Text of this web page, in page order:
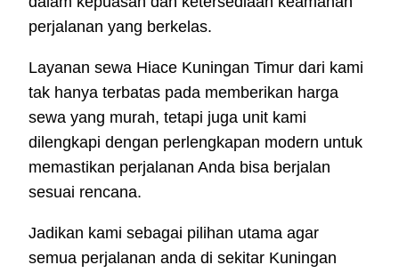
perjalanan yang berkelas.
Layanan sewa Hiace Kuningan Timur dari kami
tak hanya terbatas pada memberikan harga
sewa yang murah, tetapi juga unit kami
dilengkapi dengan perlengkapan modern untuk
memastikan perjalanan Anda bisa berjalan
sesuai rencana.
Jadikan kami sebagai pilihan utama agar
semua perjalanan anda di sekitar Kuningan